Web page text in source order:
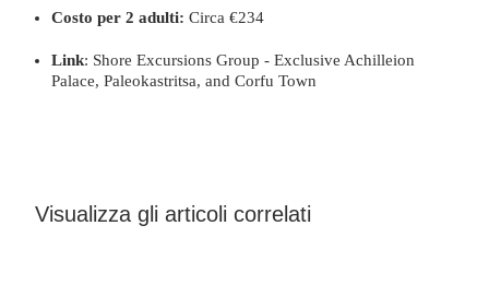
Visualizza gli articoli correlati
Costo per 2 adulti: Circa €234
Link: Shore Excursions Group - Exclusive Achilleion
Palace, Paleokastritsa, and Corfu Town